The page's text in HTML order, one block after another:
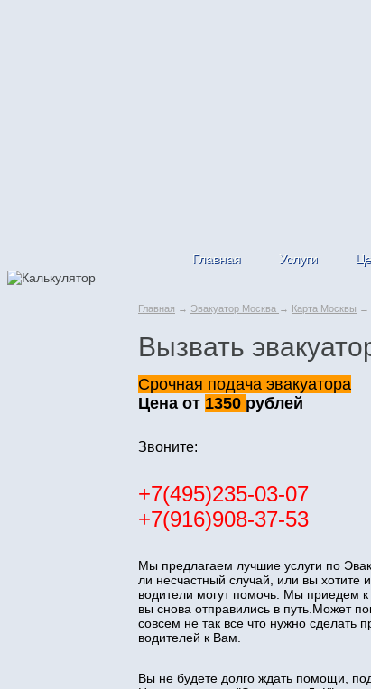
Главная Услуги
Главная → Эвакуатор Москва → Карта Москвы →
Вызвать
Срочная подача эвакуатора
Цена от 1350 рублей
Звоните:
+7(495)235-03-07
+7(916)908-37-53
Мы предлагаем лучшие услуги по
ли несчастный случай, или вы
водители могут помочь. Мы приедем
вы снова отправились в путь.Может
совсем не так все что нужно
водителей к Вам.
Вы не будете долго ждать помощи,